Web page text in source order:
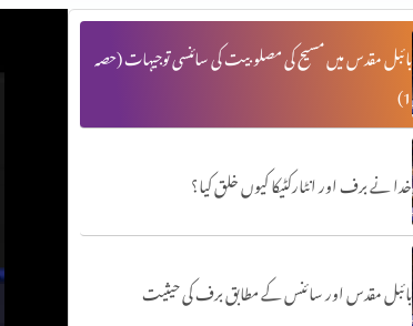
بائبل مقدس میں مسیح کی مصلوبیت کی سائنسی توجیہات (حصہ
1)
خدا نے برف اور انٹارکٹیکا کیوں خلق کیا؟
بائبل مقدس اور سائنس کے مطابق برف کی حیثیت